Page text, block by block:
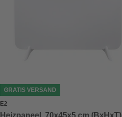
GRATIS VERSAND
E2
Heizpaneel, 70x45x5 cm (BxHxT),